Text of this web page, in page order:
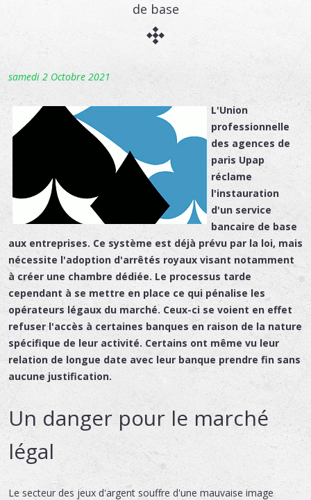
de base
samedi 2 Octobre 2021
L'Union
professionnelle
des agences de
paris Upap
réclame
l'instauration
d'un service
bancaire de base
aux entreprises. Ce système est déjà prévu par la loi, mais
nécessite l'adoption d'arrêtés royaux visant notamment
à créer une chambre dédiée. Le processus tarde
cependant à se mettre en place ce qui pénalise les
opérateurs légaux du marché. Ceux-ci se voient en effet
refuser l'accès à certaines banques en raison de la nature
spécifique de leur activité. Certains ont même vu leur
relation de longue date avec leur banque prendre fin sans
aucune justification.
Un danger pour le marché
légal
Le secteur des jeux d'argent souffre d'une mauvaise image